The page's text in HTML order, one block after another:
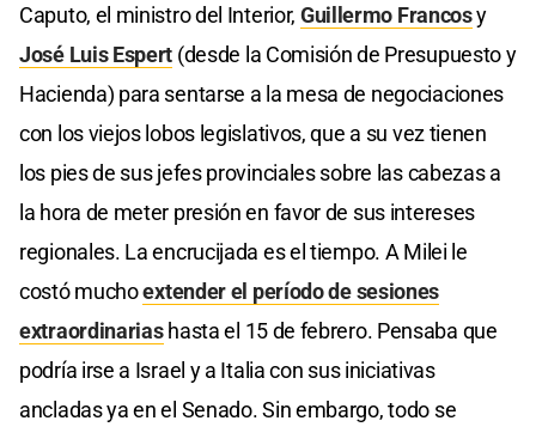
Caputo, el ministro del Interior, Guillermo Francosy
José Luis Espert (desde la Comisión de Presupuesto y
Hacienda) para sentarse a la mesa de negociaciones
con los viejos lobos legislativos, que a su vez tienen
los pies de sus jefes provinciales sobre las cabezas a
la hora de meter presión en favor de sus intereses
regionales. La encrucijada es el tiempo. A Milei le
costó muchoextender el período de sesiones
extraordinariashasta el 15 de febrero. Pensaba que
podría irse a Israel y a Italia con sus iniciativas
ancladas ya en el Senado. Sin embargo, todo se